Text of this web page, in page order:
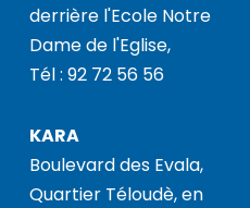
derrière l'Ecole Notre
Dame de l'Eglise,
Tél : 92 72 56 56
KARA
Boulevard des Evala,
Quartier Téloudè, en